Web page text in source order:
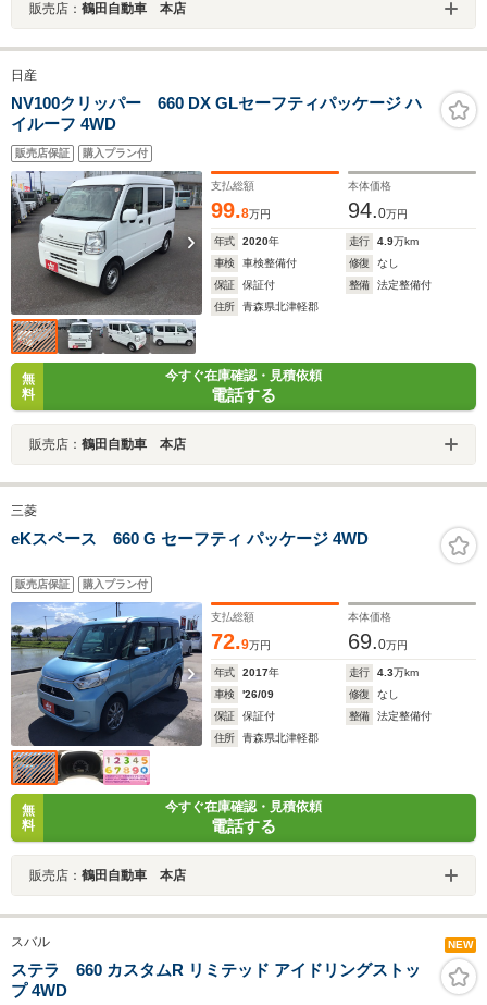
販売店： 鶴田自動車 本店
日産
NV100クリッパー 660 DX GLセーフティパッケージ ハ
イルーフ 4WD
販売店保証 購入プラン付
支払総額
99.8万円
本体価格
94.0万円
年式 2020年 走行 4.9万km
車検
車検整備付 修復
なし
保証
保証付 整備
法定整備付
住所
青森県北津軽郡
無
料
今すぐ在庫確認・見積依頼
電話する
販売店： 鶴田自動車 本店
三菱
eKスペース 660 G セーフティ パッケージ 4WD
販売店保証 購入プラン付
支払総額
72.9万円
本体価格
69.0万円
年式 2017年 走行 4.3万km
車検
'26/09 修復
なし
保証
保証付 整備
法定整備付
住所
青森県北津軽郡
無
料
今すぐ在庫確認・見積依頼
電話する
販売店： 鶴田自動車 本店
スバル NEW
ステラ 660 カスタムR リミテッド アイドリングストッ
プ 4WD